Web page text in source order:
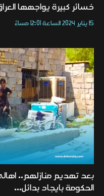
خسائر كبيرة يواجهها
15 يناير 2024 الساعة 12:01 مساءً
بعد تهديم منازلهم..
الحكومة بايجاد بدائل...